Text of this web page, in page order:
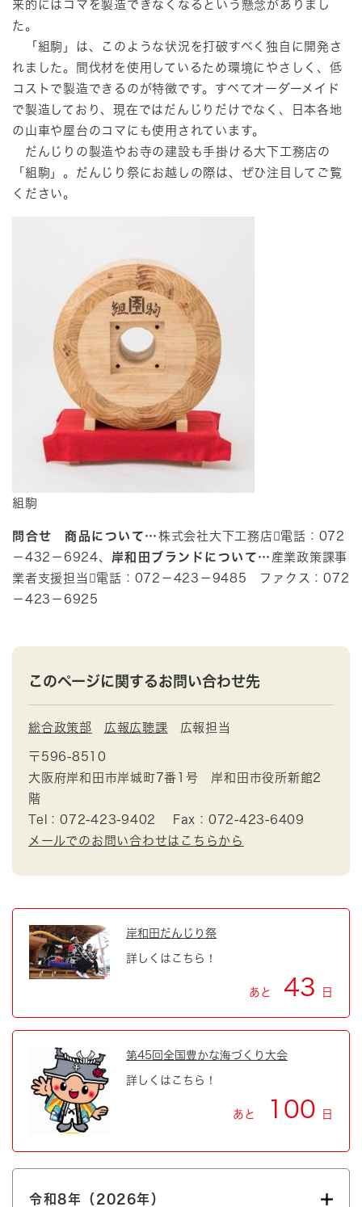
来的にはコマを製造できなくなるという懸念がありまし
た。
「組駒」は、このような状況を打破すべく独自に開発さ
れました。間伐材を使用しているため環境にやさしく、低
コストで製造できるのが特徴です。すべてオーダーメイド
で製造しており、現在ではだんじりだけでなく、日本各地
の山車や屋台のコマにも使用されています。
だんじりの製造やお寺の建設も手掛ける大下工務店の
「組駒」。だんじり祭にお越しの際は、ぜひ注目してご覧
ください。
組駒
問合せ 商品について… 株式会社大下工務店電話：072
－432－6924、 岸和田ブランドについて… 産業政策課事
業者支援担当電話：072－423－9485 ファクス：072
－423－6925​
このページに関するお問い合わせ先
総合政策部 広報広聴課 広報担当
〒596-8510
大阪府岸和田市岸城町7番1号 岸和田市役所新館2
階
Tel：072-423-9402
Fax：072-423-6409
メールでのお問い合わせはこちらから
岸和田だんじり祭
詳しくはこちら！
あと 43 日
第45回全国豊かな海づくり大会
詳しくはこちら！
あと 100 日
令和8年（2026年）